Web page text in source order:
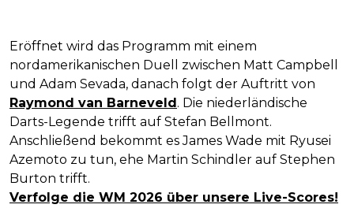
Eröffnet wird das Programm mit einem
nordamerikanischen Duell zwischen Matt Campbell
und Adam Sevada, danach folgt der Auftritt von
Raymond van Barneveld . Die niederländische
Darts-Legende trifft auf Stefan Bellmont.
Anschließend bekommt es James Wade mit Ryusei
Azemoto zu tun, ehe Martin Schindler auf Stephen
Burton trifft.
Verfolge die WM 2026 über unsere Live-Scores!